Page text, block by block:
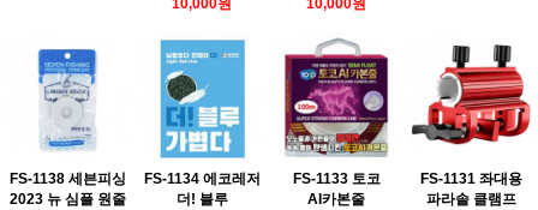
10,000원
10,000원
FS-1138 세븐피싱
2023 뉴 심플 원줄
FS-1134 에코레저
더! 블루
FS-1133 토코
AI카본줄
FS-1131 좌대용
파라솔 클램프